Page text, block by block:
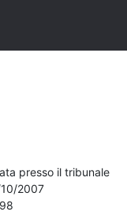
presso il tribunale
2007